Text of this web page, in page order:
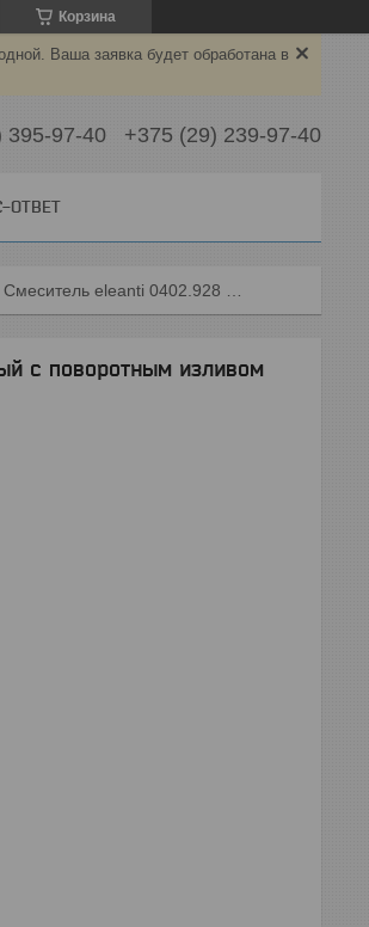
Корзина
Ваша заявка будет обработана в
395-97-40 +375 (29) 239-97-40
ОТВЕТ
с поворотным изливом